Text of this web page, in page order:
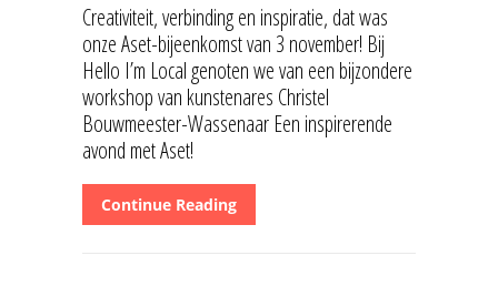
Creativiteit, verbinding en inspiratie, dat was
onze Aset-bijeenkomst van 3 november! Bij
Hello I’m Local genoten we van een bijzondere
workshop van kunstenares Christel
Bouwmeester-Wassenaar Een inspirerende
avond met Aset!
Continue Reading